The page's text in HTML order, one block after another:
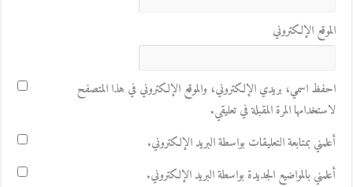
الموقع الإلكتروني
احفظ اسمي، بريدي الإلكتروني، والموقع الإلكتروني في هذا المتصفح
لاستخدامها المرة المقبلة في تعليقي.
أعلمني بمتابعة التعليقات بواسطة البريد الإلكتروني.
أعلمني بالمواضيع الجديدة بواسطة البريد الإلكتروني.